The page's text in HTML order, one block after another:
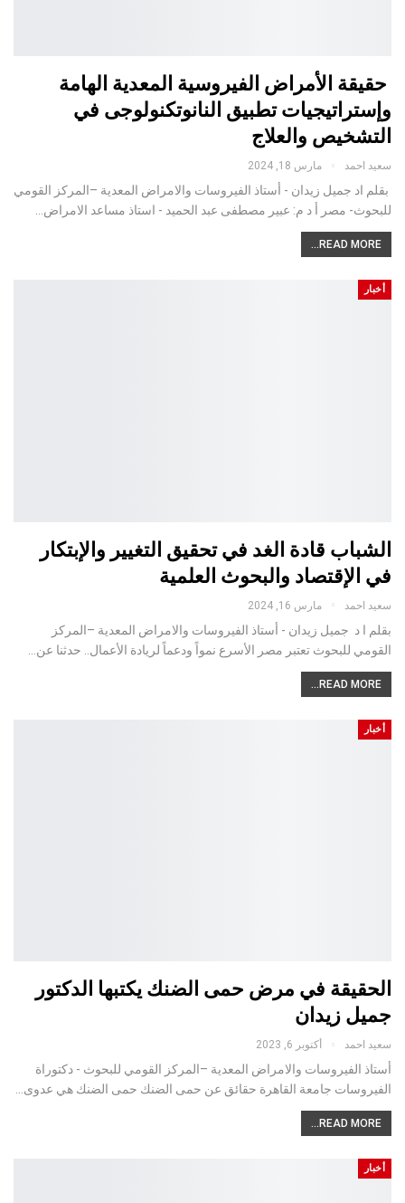
حقيقة الأمراض الفيروسية المعدية الهامة
وإستراتيجيات تطبيق النانوتكنولوجى في
التشخيص والعلاج
سعيد احمد مارس 18, 2024
بقلم اد جميل زيدان - أستاذ الفيروسات والامراض المعدية –المركز القومي
للبحوث- مصر أ د م: عبير مصطفى عبد الحميد - استاذ مساعد الامراض…
READ MORE...
أخبار
الشباب قادة الغد في تحقيق التغيير والإبتكار
في الإقتصاد والبحوث العلمية
سعيد احمد مارس 16, 2024
بقلم ا د جميل زيدان - أستاذ الفيروسات والامراض المعدية –المركز
القومي للبحوث تعتبر مصر الأسرع نمواً ودعماً لريادة الأعمال.. حدثنا عن…
READ MORE...
أخبار
الحقيقة في مرض حمى الضنك يكتبها الدكتور
جميل زيدان
سعيد احمد أكتوبر 6, 2023
أستاذ الفيروسات والامراض المعدية –المركز القومي للبحوث - دكتوراة
الفيروسات جامعة القاهرة حقائق عن حمى الضنك حمى الضنك هي عدوى…
READ MORE...
أخبار